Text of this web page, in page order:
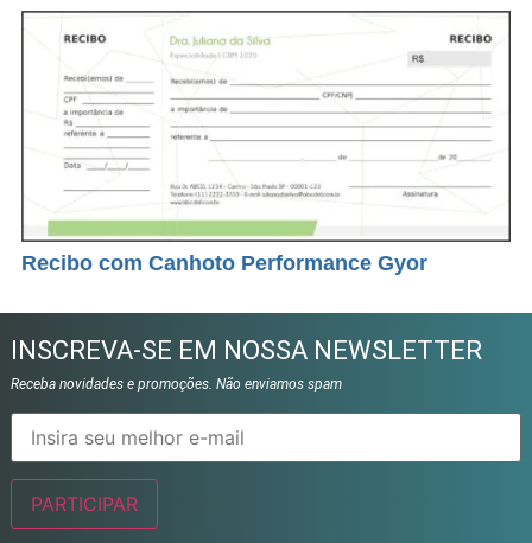
Recibo com Canhoto Performance Gyor
INSCREVA-SE EM NOSSA NEWSLETTER
Receba novidades e promoções. Não enviamos spam